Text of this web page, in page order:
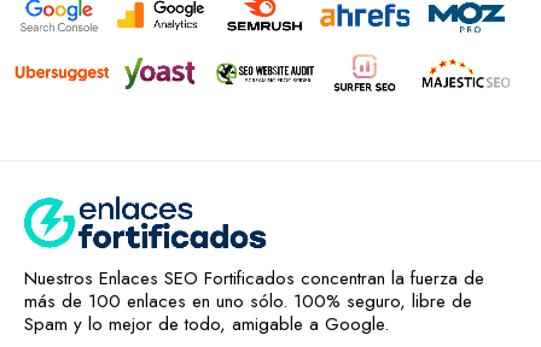
Nuestros Enlaces SEO Fortificados concentran la fuerza de
más de 100 enlaces en uno sólo. 100% seguro, libre de
Spam y lo mejor de todo, amigable a Google.